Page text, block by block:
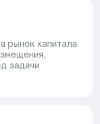
рынок капитала
задачи